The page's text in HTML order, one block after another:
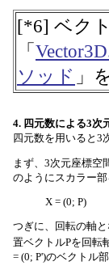
[*6] ベク
「
ソッド 」
4. 四元数による3次
四元数を用いると3
まず、3次元座標空
のようにスカラー
X = (0; P)
つぎに、回転の軸
置ベクトルPを回転
= (0; P')のベクトル